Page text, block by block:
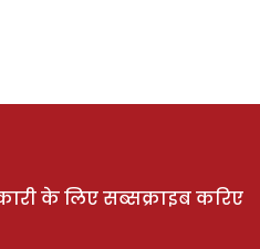
के लिए सब्सक्राइब करिए